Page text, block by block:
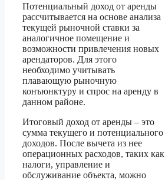
Потенциальный доход от аренды
рассчитывается на основе анализа
текущей рыночной ставки за
аналогичное помещение и
возможности привлечения новых
арендаторов. Для этого
необходимо учитывать
плавающую рыночную
конъюнктуру и спрос на аренду в
данном районе.
Итоговый доход от аренды – это
сумма текущего и потенциального
доходов. После вычета из нее
операционных расходов, таких как
налоги, управление и
обслуживание объекта, можно